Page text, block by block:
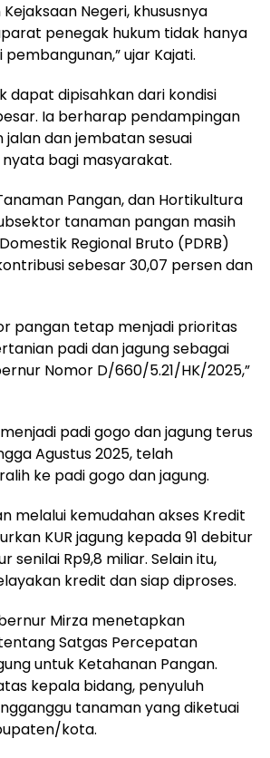
Negeri, khususnya
penegak hukum tidak hanya
ujar Kajati.
dapat dipisahkan dari kondisi
Ia berharap pendampingan
dan jembatan sesuai
bagi masyarakat.
Pangan, dan Hortikultura
tanaman pangan masih
Regional Bruto (PDRB)
sebesar 30,07 persen dan
pangan tetap menjadi prioritas
padi dan jagung sebagai
Nomor D/660/5.21/HK/2025,”
padi gogo dan jagung terus
Agustus 2025, telah
ke padi gogo dan jagung.
melalui kemudahan akses Kredit
KUR jagung kepada 91 debitur
senilai Rp9,8 miliar. Selain itu,
kredit dan siap diproses.
Mirza menetapkan
Satgas Percepatan
untuk Ketahanan Pangan.
kepala bidang, penyuluh
tanaman yang diketuai
kota.